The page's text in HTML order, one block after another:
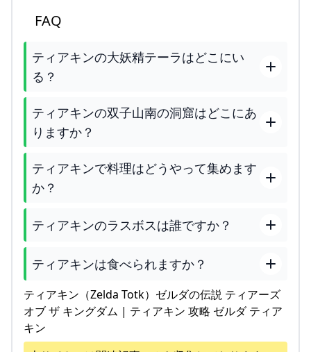
FAQ
ティアキンの大妖精テーラはどこにい
る？
ティアキンの双子山南の洞窟はどこにあ
りますか？
ティアキンで料理はどうやって集めます
か？
ティアキンのラスボスは誰ですか？
ティアキンは食べられますか？
ティアキン（Zelda Totk）ゼルダの伝説 ティアーズ
オブ ザ キングダム | ティアキン 攻略 ゼルダ ティア
キン